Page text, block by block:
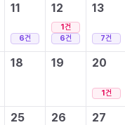
11
6건
12
1건
6건
13
7건
18 19 20
1건
25 26 27